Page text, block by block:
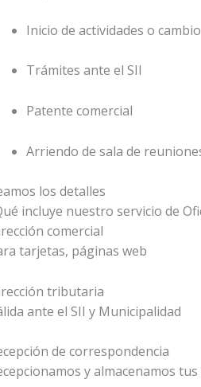
Inicio de actividades o
Trámites ante el SII
Patente comercial
Arriendo de sala de
los detalles
incluye nuestro servicio de
comercial
tarjetas, páginas web
tributaria
ante el SII y Municipalidad
de correspondencia
y almacenamos